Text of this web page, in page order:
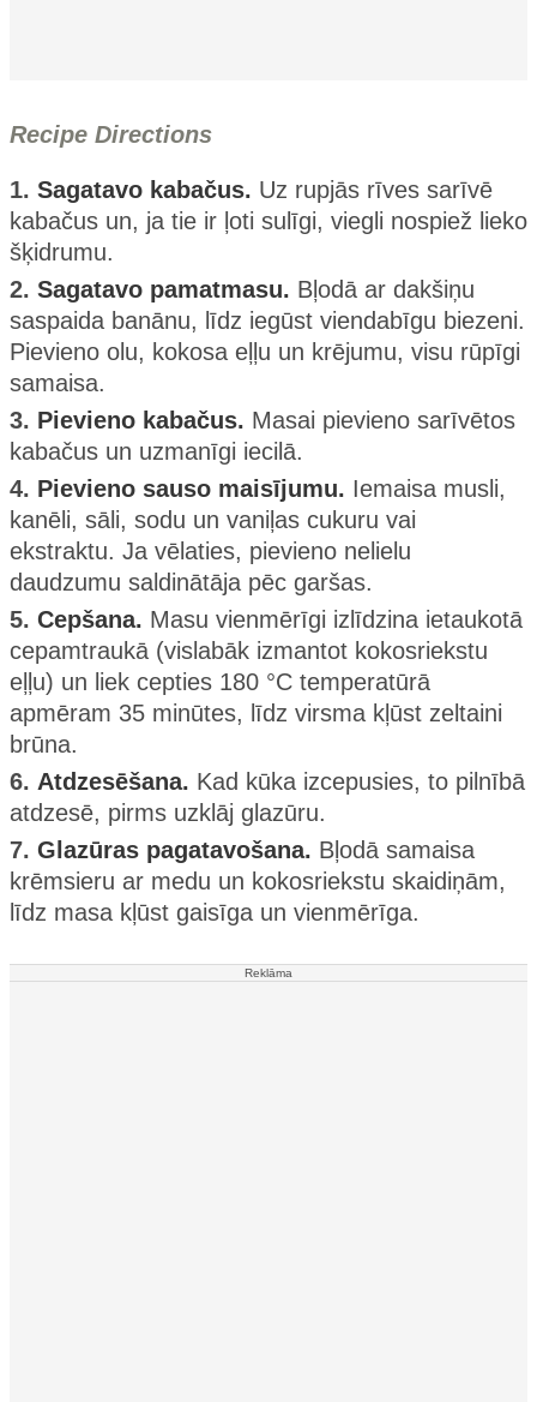
Recipe Directions
1. Sagatavo kabačus. Uz rupjās rīves sarīvē
kabačus un, ja tie ir ļoti sulīgi, viegli nospiež lieko
šķidrumu.
2. Sagatavo pamatmasu. Bļodā ar dakšiņu
saspaida banānu, līdz iegūst viendabīgu biezeni.
Pievieno olu, kokosa eļļu un krējumu, visu rūpīgi
samaisa.
3. Pievieno kabačus. Masai pievieno sarīvētos
kabačus un uzmanīgi iecilā.
4. Pievieno sauso maisījumu. Iemaisa musli,
kanēli, sāli, sodu un vaniļas cukuru vai
ekstraktu. Ja vēlaties, pievieno nelielu
daudzumu saldinātāja pēc garšas.
5. Cepšana. Masu vienmērīgi izlīdzina ietaukotā
cepamtraukā (vislabāk izmantot kokosriekstu
eļļu) un liek cepties 180 °C temperatūrā
apmēram 35 minūtes, līdz virsma kļūst zeltaini
brūna.
6. Atdzesēšana. Kad kūka izcepusies, to pilnībā
atdzesē, pirms uzklāj glazūru.
7. Glazūras pagatavošana. Bļodā samaisa
krēmsieru ar medu un kokosriekstu skaidiņām,
līdz masa kļūst gaisīga un vienmērīga.
Reklāma